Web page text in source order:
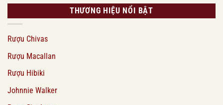
THƯƠNG HIỆU NỔI BẬT
Rượu Chivas
Rượu Macallan
Rượu Hibiki
Johnnie Walker